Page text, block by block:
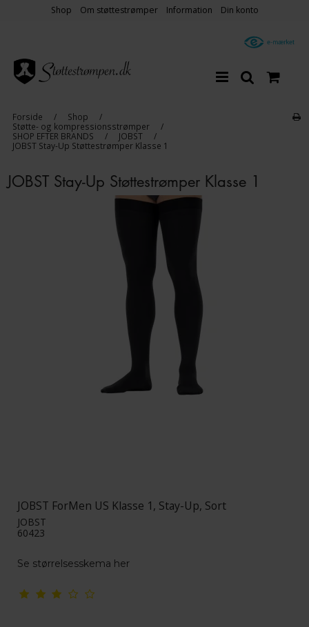
Shop Om støttestrømper Information Din konto
Forside / Shop
/
Støtte- og kompressionsstrømper
/
SHOP EFTER BRANDS
/ JOBST
/
JOBST Stay-Up Støttestrømper Klasse 1
JOBST Stay-Up Støttestrømper Klasse 1
JOBST ForMen US Klasse 1, Stay-Up, Sort
JOBST
60423
Se størrelsesskema her